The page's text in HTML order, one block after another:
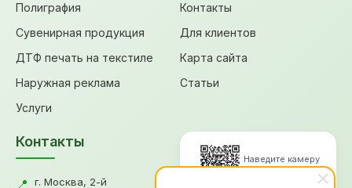
Полиграфия
Сувенирная продукция
ДТФ печать на текстиле
Наружная реклама
Услуги
Контакты
Для клиентов
Карта сайта
Статьи
Контакты
📍
г. Москва, 2-й
Наведите камеру
для перехода